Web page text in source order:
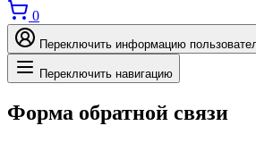
0
Переключить информацию
Переключить навигацию
Форма обратной связи